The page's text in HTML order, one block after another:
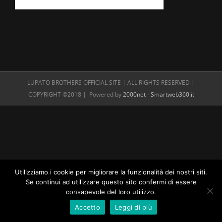
LUPATO BROTHERS OFFICIAL SITE | ALL RIGHTS RESERVED |
COPYRIGHT ©2018 | Powered by2000net - Smartweb360.it
Utilizziamo i cookie per migliorare la funzionalità dei nostri siti.
Se continui ad utilizzare questo sito confermi di essere
consapevole del loro utilizzo.
Accetto
Leggi di più